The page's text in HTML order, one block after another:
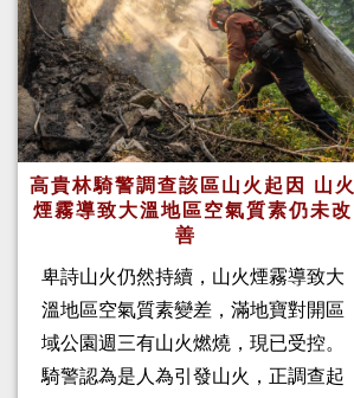
高貴林騎警調查該區山火起因 山火
煙霧導致大溫地區空氣質素仍未改
善
卑詩山火仍然持續，山火煙霧導致大
溫地區空氣質素變差，滿地寶對開區
域公園週三有山火燃燒，現已受控。
騎警認為是人為引發山火，正調查起